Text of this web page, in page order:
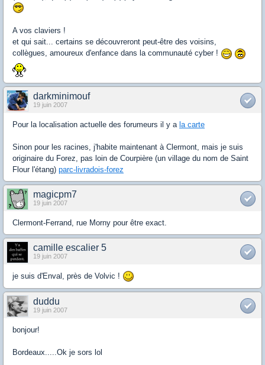
A vos claviers !
et qui sait... certains se découvreront peut-être des voisins,
collègues, amoureux d'enfance dans la communauté cyber !
darkminimouf
19 juin 2007
Pour la localisation actuelle des forumeurs il y a la carte
Sinon pour les racines, j'habite maintenant à Clermont, mais je suis
originaire du Forez, pas loin de Courpière (un village du nom de Saint
Flour l'étang) parc-livradois-forez
magicpm7
19 juin 2007
Clermont-Ferrand, rue Morny pour être exact.
camille escalier 5
19 juin 2007
je suis d'Enval, près de Volvic !
duddu
19 juin 2007
bonjour!
Bordeaux.....Ok je sors lol